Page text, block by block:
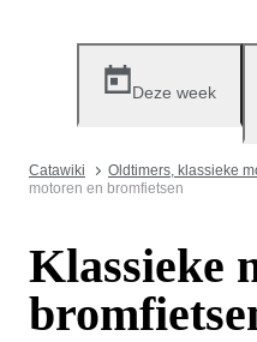
Deze week
Catawiki Oldtimers, klassieke
motoren en bromfietsen
Klassieke